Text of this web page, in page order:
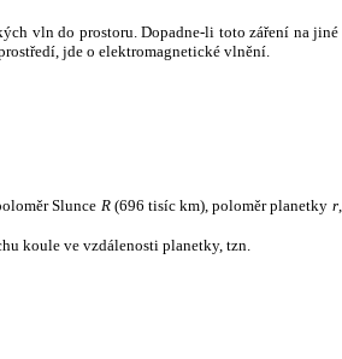
vln do prostoru. Dopadne-li toto záření na jiné
jde o elektromagnetické vlnění.
Slunce R(696 tisíc km), poloměr planetky r
koule ve vzdálenosti planetky, tzn.